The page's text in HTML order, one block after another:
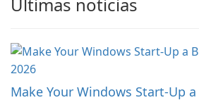
Make Your Windows Start-Up